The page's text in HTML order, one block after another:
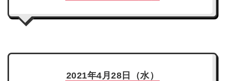
2021年4月28日（水）